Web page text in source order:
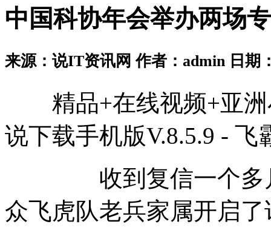
中国科协年会举办两场
来源：说IT资讯网 作者：admin 日期
精品+在线视频+亚洲
说下载手机版V.8.5.9 - 飞
收到复信一个多月
众飞虎队老兵家属开启